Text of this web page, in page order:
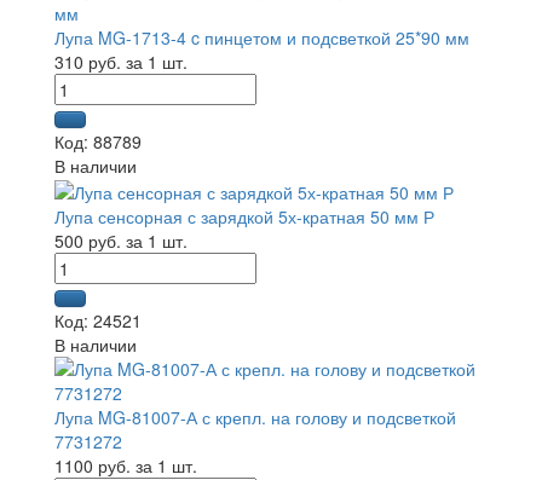
Лупа MG-1713-4 c пинцетом и подсветкой 25*90 мм
310 руб. за 1 шт.
Код: 88789
В наличии
Лупа сенсорная с зарядкой 5х-кратная 50 мм Р
500 руб. за 1 шт.
Код: 24521
В наличии
Лупа MG-81007-А с крепл. на голову и подсветкой
7731272
1100 руб. за 1 шт.